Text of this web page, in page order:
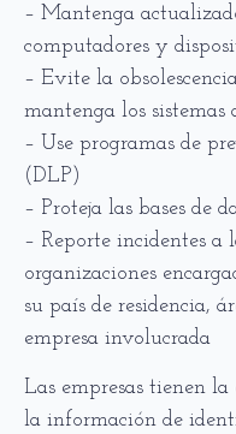
– Mantenga
computadores y
– Evite la
mantenga los sistemas
– Use programas de
(DLP)
– Proteja las bases de
– Reporte incidentes
organizaciones
su país de residencia,
empresa involucrada
Las empresas tienen
la información de